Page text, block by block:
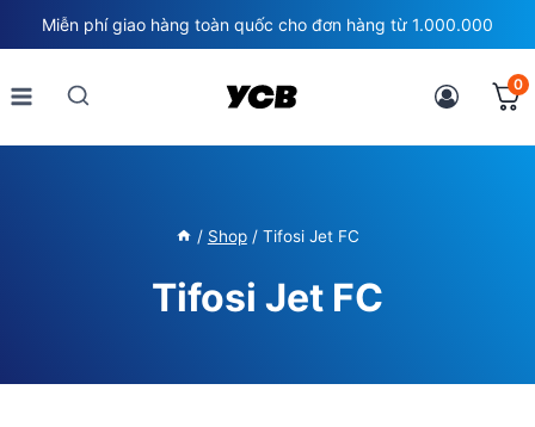
to
content
Miễn phí giao hàng toàn quốc cho đơn hàng từ 1.000.000
0
/ Shop / Tifosi Jet FC
Tifosi Jet FC